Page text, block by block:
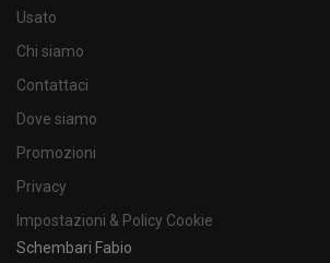
Usato
Chi siamo
Contattaci
Dove siamo
Promozioni
Privacy
Impostazioni & Policy Cookie
Schembari Fabio